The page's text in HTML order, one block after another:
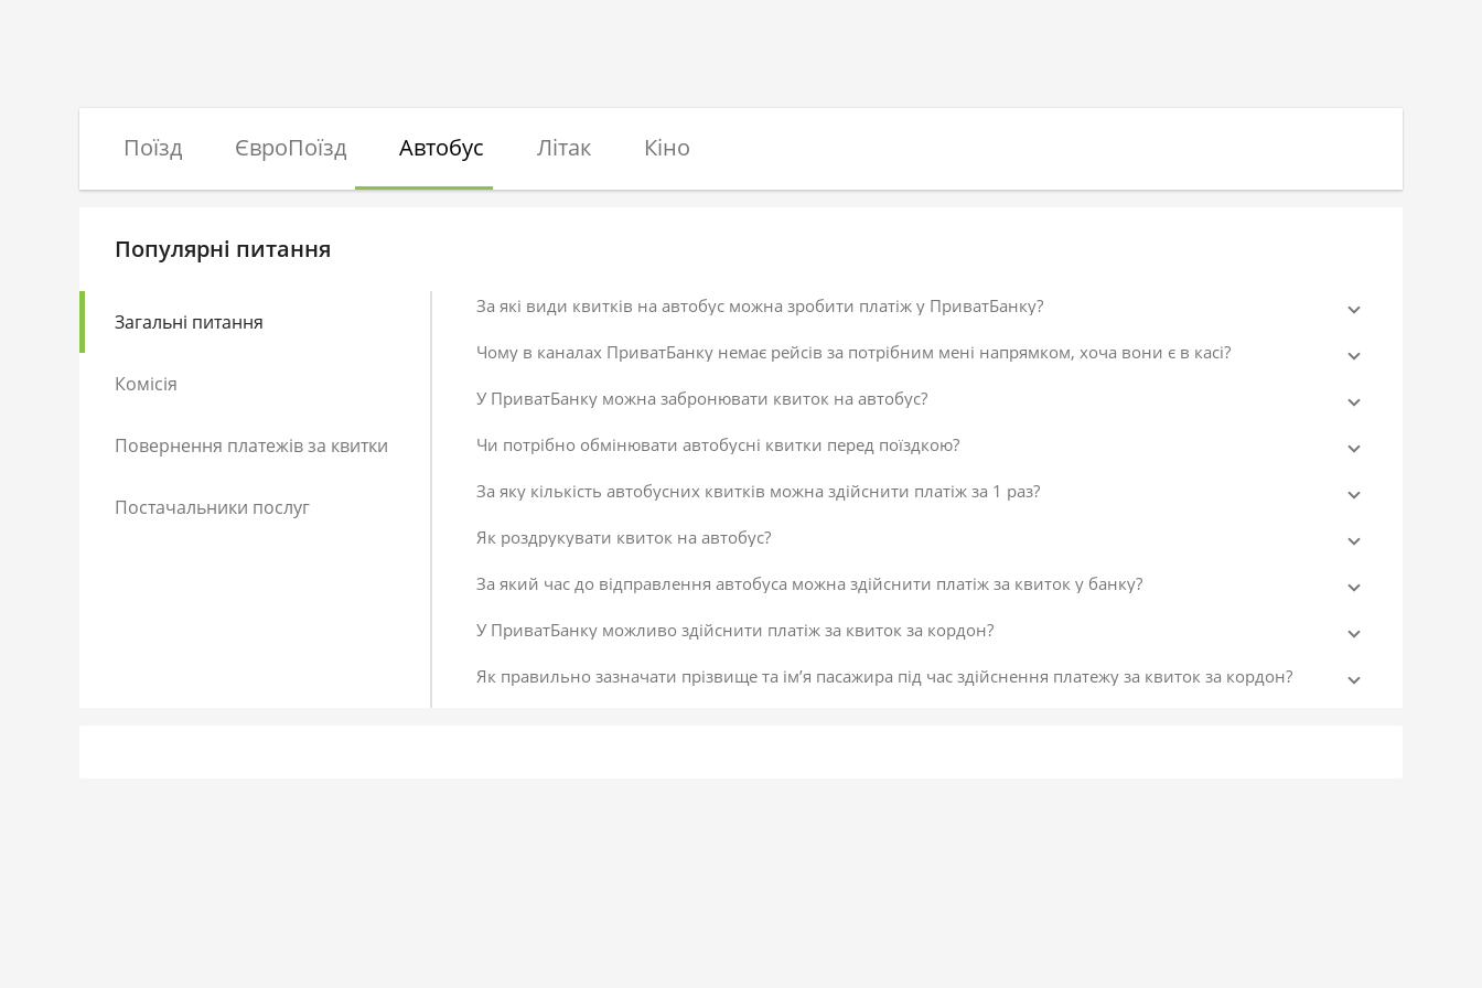
Поїзд ЄвроПоїзд Автобус Літак Кіно
Популярні питання
Загальні питання
Комісія
Повернення платежів за квитки
Постачальники послуг
За які види квитків на автобус можна зробити платіж у ПриватБанку?
Чому в каналах ПриватБанку немає рейсів за потрібним мені напрямком, хоча вони є в касі?
У ПриватБанку можна забронювати квиток на автобус?
Чи потрібно обмінювати автобусні квитки перед поїздкою?
За яку кількість автобусних квитків можна здійснити платіж за 1 раз?
Як роздрукувати квиток на автобус?
За який час до відправлення автобуса можна здійснити платіж за квиток у банку?
У ПриватБанку можливо здійснити платіж за квиток за кордон?
Як правильно зазначати прізвище та ім’я пасажира під час здійснення платежу за квиток за кордон?